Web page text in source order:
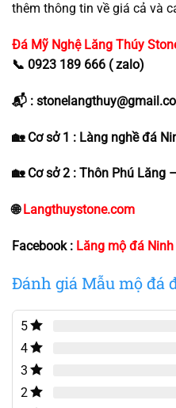
thêm thông tin về giá cả và
Đá Mỹ Nghệ Lăng Thúy
📞 0923 189 666 ( zalo)
📬 :
🏡 Cơ sở 1 : Làng nghề đá
🏡 Cơ sở 2 : Thôn Phú Lăng
🌐Langthuystone.com
Facebook : Lăng mộ đá
Đánh giá Mẫu mộ đá
5
4
3
2